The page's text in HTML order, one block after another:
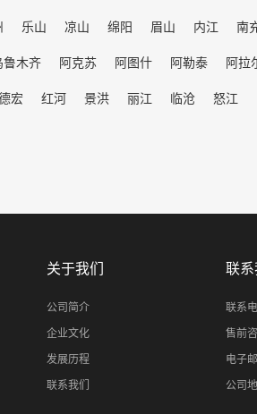
乐山 凉山 绵阳 眉山 内江 南
鲁木齐 阿克苏 阿图什 阿勒泰 阿拉
宏 红河 景洪 丽江 临沧 怒江
关于我们
公司简介
企业文化
发展历程
联系我们
联
联系
售前
电子
公司